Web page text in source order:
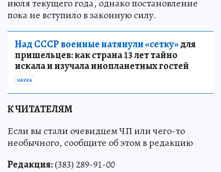
июля текущего года, однако постановление
пока не вступило в законную силу.
Над СССР военные натянули «сетку»для
пришельцев: как страна 13 лет тайно
искала и изучала инопланетных гостей
НАУКА
К ЧИТАТЕЛЯМ
Если вы стали очевидцем ЧП или чего-то
необычного, сообщите об этом в редакцию
Редакция:(383) 289-91-00